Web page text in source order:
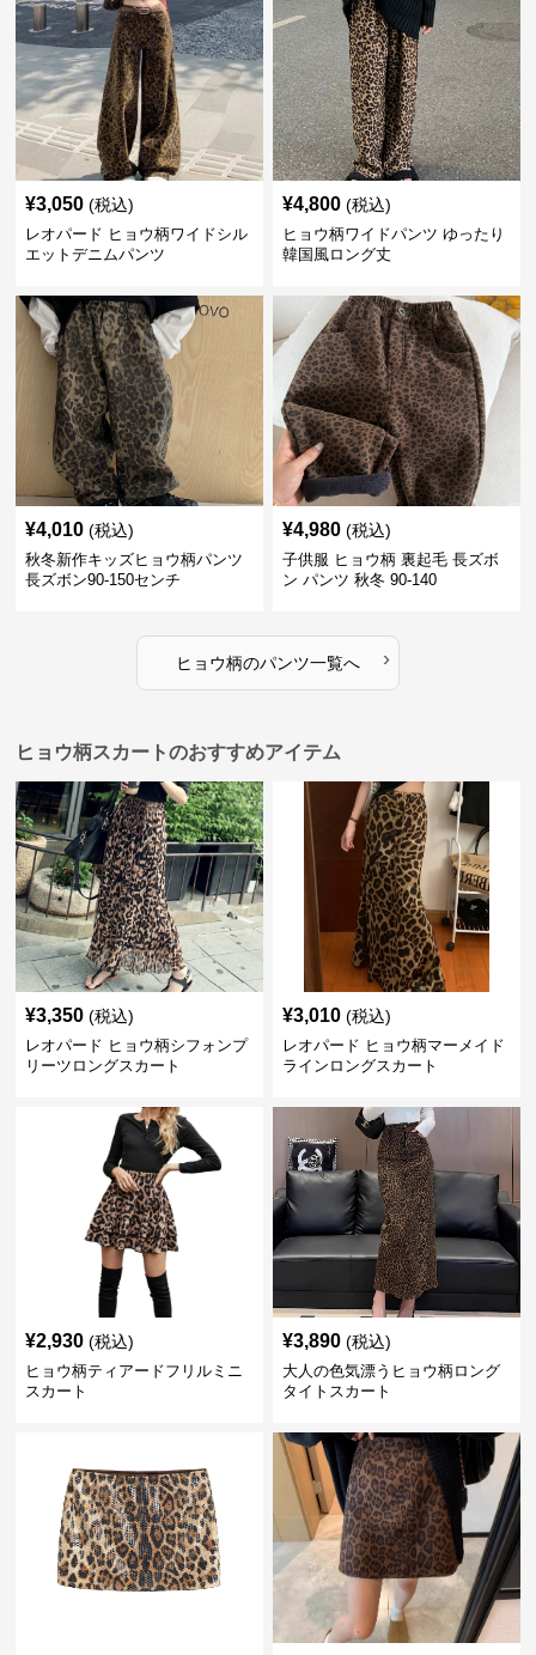
¥3,050 (税込)
レオパード ヒョウ柄ワイドシル
エットデニムパンツ
¥4,800 (税込)
ヒョウ柄ワイドパンツ ゆったり
韓国風ロング丈
¥4,010 (税込)
秋冬新作キッズヒョウ柄パンツ
長ズボン90-150センチ
¥4,980 (税込)
子供服 ヒョウ柄 裏起毛 長ズボ
ン パンツ 秋冬 90-140
ヒョウ柄のパンツ一覧へ ›
ヒョウ柄スカートのおすすめアイテム
¥3,350 (税込)
レオパード ヒョウ柄シフォンプ
リーツロングスカート
¥3,010 (税込)
レオパード ヒョウ柄マーメイド
ラインロングスカート
¥2,930 (税込)
ヒョウ柄ティアードフリルミニ
スカート
¥3,890 (税込)
大人の色気漂うヒョウ柄ロング
タイトスカート